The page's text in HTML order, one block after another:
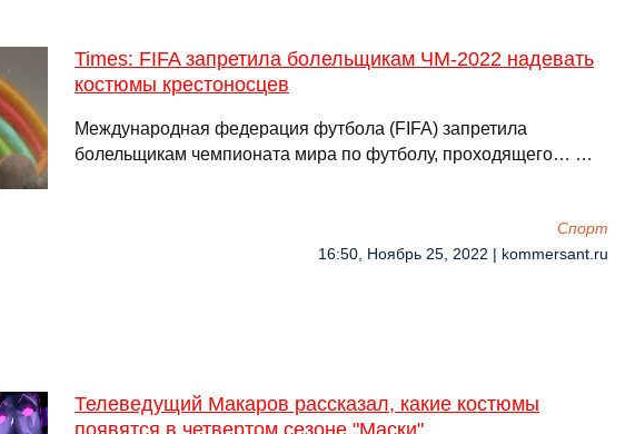
Times: FIFA запретила болельщикам ЧМ-2022 надевать
костюмы крестоносцев
Международная федерация футбола (FIFA) запретила
болельщикам чемпионата мира по футболу, проходящего… …
Спорт
16:50, Ноябрь 25, 2022 | kommersant.ru
Телеведущий Макаров рассказал, какие костюмы
появятся в четвертом сезоне "Маски"